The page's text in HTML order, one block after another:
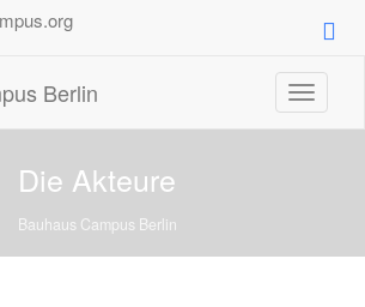
Toggle
Berlin
Die Akteure
Bauhaus Campus Berlin